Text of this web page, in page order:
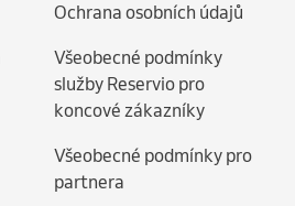
Ochrana osobních údajů
Všeobecné podmínky
služby Reservio pro
koncové zákazníky
Všeobecné podmínky pro
partnera